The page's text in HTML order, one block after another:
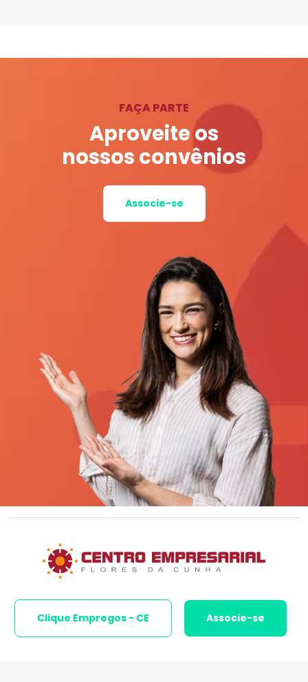
FAÇA PARTE
Aproveite os
nossos convênios
Associe-se
Clique Empregos - CE Associe-se